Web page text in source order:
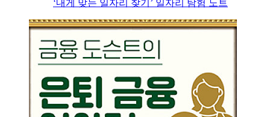
‘내게 맞는 일자리 찾기’ 일자리 탐험 노트